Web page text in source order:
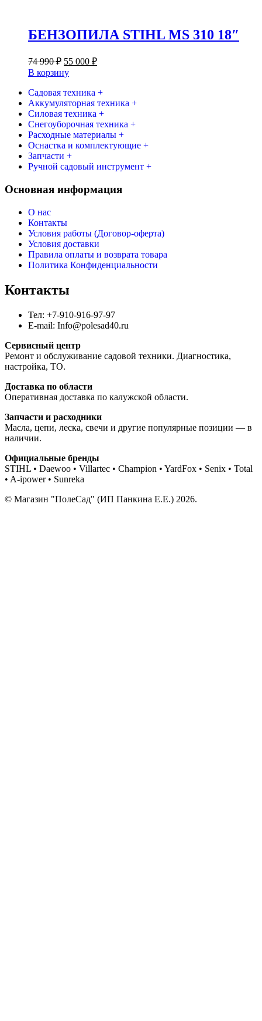
БЕНЗОПИЛА STIHL MS 310 18″
74 990₽ Первоначальная
цена
составляла
74
990 ₽.
55 000 ₽Текущая
000 ₽.
В корзину
Садовая техника +
Аккумуляторная техника +
Силовая техника +
Снегоуборочная техника +
Расходные материалы +
Оснастка и комплектующие +
Запчасти +
Ручной садовый инструмент +
Основная информация
О нас
Контакты
Условия работы (Договор-оферта)
Условия доставки
Правила оплаты и возврата товара
Политика Конфиденциальности
Контакты
Тел: +7-910-916-97-97
E-mail: Info@polesad40.ru
Сервисный центр
Ремонт и обслуживание садовой техники. Диагностика,
настройка, ТО.
Доставка по области
Оперативная доставка по калужской области.
Запчасти и расходники
Масла, цепи, леска, свечи и другие популярные позиции — в
наличии.
Официальные бренды
STIHL • Daewoo • Villartec • Champion • YardFox • Senix • Total
• A-ipower • Sunreka
© Магазин "ПолеСад" (ИП Панкина Е.Е.) 2026.